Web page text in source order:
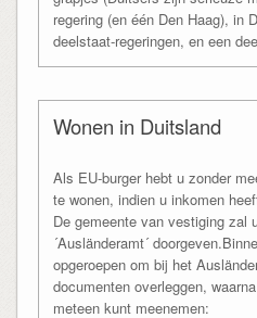
regering (en één Den Haag), in
deelstaat-regeringen, en een
Wonen in Duitsland
Als EU-burger hebt u zonder
te wonen, indien u inkomen
De gemeente van vestiging zal
´Ausländeramt´
opgeroepen om bij het
documenten overleggen,
meteen kunt meenemen: